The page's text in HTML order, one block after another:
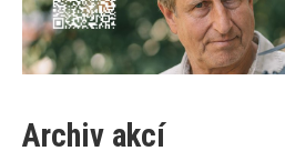
Archiv akcí